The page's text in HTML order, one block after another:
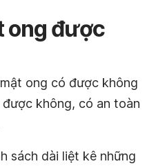
ong được
ong có được không
không, có an toàn
sách dài liệt kê những